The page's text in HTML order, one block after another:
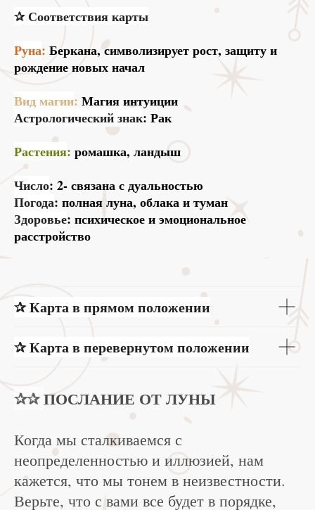
✰ Соответствия карты
Руна: Беркана, символизирует рост, защиту и
рождение новых начал
Вид магии: Магия интуиции
Астрологический знак: Рак
Растения: ромашка, ландыш
Число: 2- связана с дуальностью
Погода: полная луна, облака и туман
Здоровье: психическое и эмоциональное
расстройство
✰ Карта в прямом положении
✰ Карта в перевернутом положении
✰✰ПОСЛАНИЕ ОТ ЛУНЫ
Когда мы сталкиваемся с
неопределенностью и иллюзией, нам
кажется, что мы тонем в неизвестности.
Верьте, что с вами все будет в порядке,